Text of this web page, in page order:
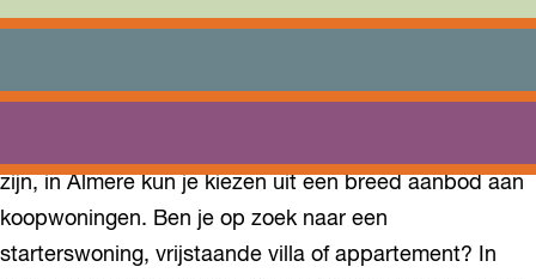
HUIS KOPEN IN ALMERE
zijn, in Almere kun je kiezen uit een breed aanbod aan
koopwoningen. Ben je op zoek naar een
starterswoning, vrijstaande villa of appartement? In